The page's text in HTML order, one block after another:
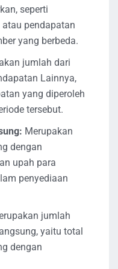
seperti
pendapatan
yang berbeda.
jumlah dari
Lainnya,
yang diperoleh
tersebut.
Merupakan
dengan
upah para
penyediaan
jumlah
yaitu total
dengan